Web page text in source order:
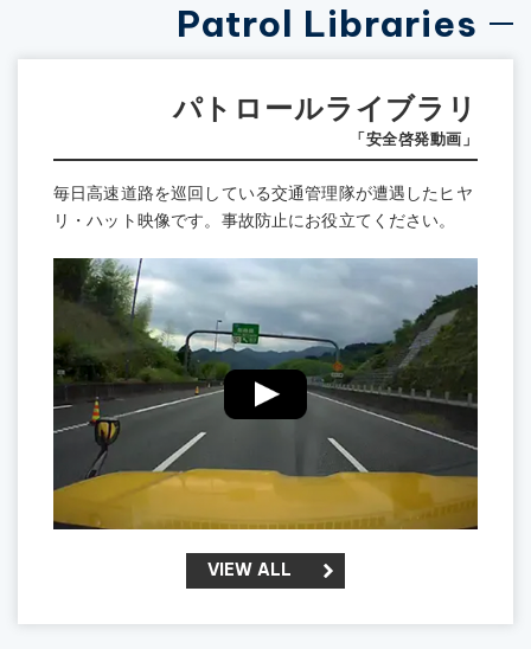
Patrol Libraries
パトロールライブラリ
「安全啓発動画」
毎日高速道路を巡回している交通管理隊が遭遇したヒヤ
リ・ハット映像です。事故防止にお役立てください。
VIEW ALL